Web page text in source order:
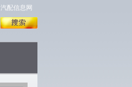
汽配信息网